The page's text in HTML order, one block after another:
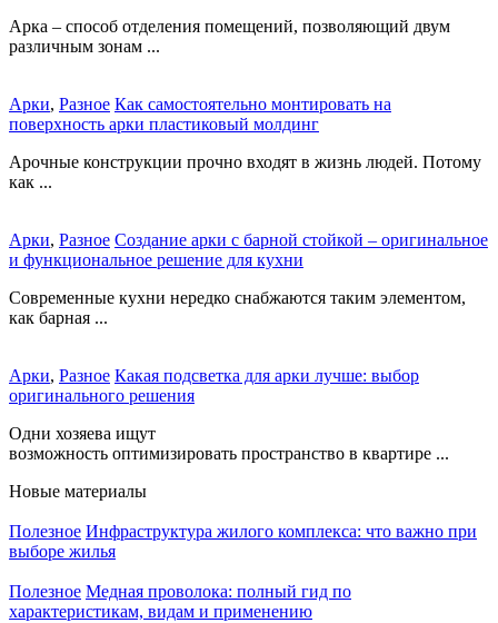
Арка – способ отделения помещений, позволяющий двум
различным зонам ...
Арки, Разное Как самостоятельно монтировать на
поверхность арки пластиковый молдинг
Арочные конструкции прочно входят в жизнь людей. Потому
как ...
Арки, Разное Создание арки с барной стойкой – оригинальное
и функциональное решение для кухни
Современные кухни нередко снабжаются таким элементом,
как барная ...
Арки, Разное Какая подсветка для арки лучше: выбор
оригинального решения
Одни хозяева ищут
возможность оптимизировать пространство в квартире ...
Новые материалы
Полезное Инфраструктура жилого комплекса: что важно при
выборе жилья
Полезное Медная проволока: полный гид по
характеристикам, видам и применению